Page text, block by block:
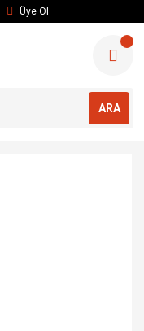
Üye Ol
ARA